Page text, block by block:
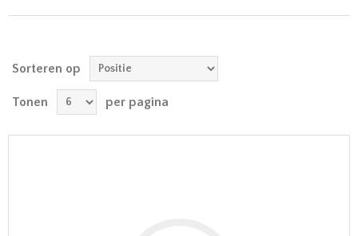
Sorteren op
Tonen per pagina